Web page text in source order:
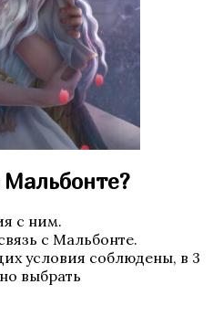
Мальбонте?
с ним.
с Мальбонте.
условия соблюдены, в 3
выбрать